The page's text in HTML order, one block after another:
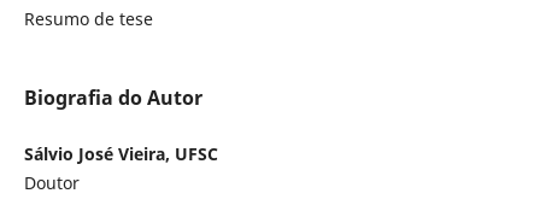
Resumo de tese
Biografia do Autor
Sálvio José Vieira, UFSC
Doutor